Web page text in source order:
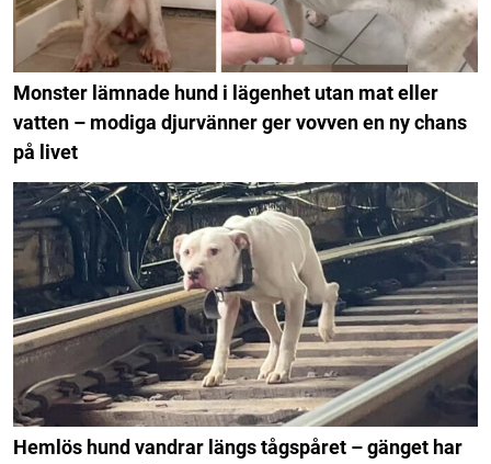
Monster lämnade hund i lägenhet utan mat eller
vatten – modiga djurvänner ger vovven en ny chans
på livet
Hemlös hund vandrar längs tågspåret – gänget har